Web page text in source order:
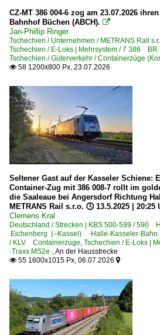
Elsterwerda
Bahnhöfe (F - K)
Falkenberg (Elster)
Hagenow
Hamburg-Harburg
Hünfeld
Königsborn
Königstein (Sächs. Schw.)
Krippen
Bahnhöfe (L - Q)
Leipzig (sonstige)
Lutherstadt Wittenberg
Magdeburg-Neustadt
Marienborn
Ostbevern
2019
2020
2020
2023
2024
2025
2026
CZ-MT 386 004-6 zog am 23.07.2026
Bahnhof Büchen (ABCH). 
Jan-Phillip Ringer
Tschechien / Unternehmen / METRANS Rail
Tschechien / E-Loks | Mehrsystem / 7 386
Tschechien / Güterverkehr / Containerzüge
 58 1200x800 Px, 23.07.2026
Seltener Gast auf der Kasseler Schiene:
Container-Zug mit 386 008-7 rollt im
die Saaleaue bei Angersdorf Richtung
METRANS Rail s.r.o. 🕓 13.5.2025 | 20:25
Clemens Kral
Deutschland / Strecken | KBS 500-599 / 590
Eichenberg (–Kassel) ·Halle-Kasseler-Bahn·
/ KLV Containerzüge, Tschechien / E-Loks |
·Traxx MS2e·,An der Hausstrecke
 55 1600x1015 Px, 06.07.2026 